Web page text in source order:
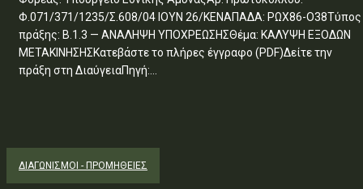
Φ.071/371/1235/Σ.608/04 ΙΟΥΝ 26/ΚΕΝΑΠΑΔΑ: ΡΩΧ86-Ο38Τύπος
πράξης: Β.1.3 — ΑΝΑΛΗΨΗ ΥΠΟΧΡΕΩΣΗΣΘέμα: ΚΑΛΥΨΗ ΕΞΟΔΩΝ
ΜΕΤΑΚΙΝΗΣΗΣΚατεβάστε το πλήρες έγγραφο (PDF)Δείτε την
πράξη στη ΔιαύγειαΠηγή:...
ΔΙΑΓΩΝΙΣΜΟΊ - ΠΡΟΜΉΘΕΙΕΣ